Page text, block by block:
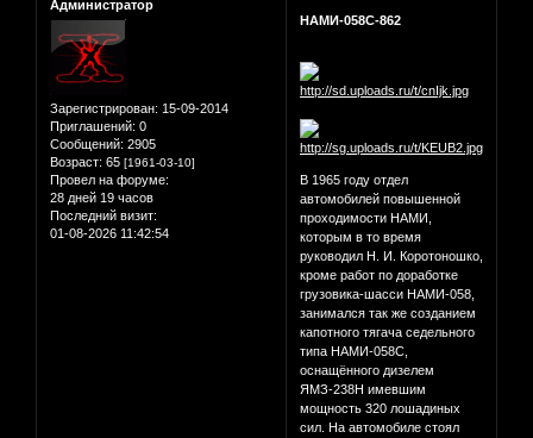
Администратор
Зарегистрирован: 15-09-2014
Приглашений: 0
Сообщений: 2905
Возраст: 65 [1961-03-10]
Провел на форуме:
28 дней 19 часов
Последний визит:
01-08-2026 11:42:54
НАМИ-058С-862
В 1965 году отдел
автомобилей повышенной
проходимости НАМИ,
которым в то время
руководил Н. И. Коротоношко,
кроме работ по доработке
грузовика-шасси НАМИ-058,
занимался так же созданием
капотного тягача седельного
типа НАМИ-058С,
оснащённого дизелем
ЯМЗ-238Н имевшим
мощность 320 лошадиных
сил. На автомобиле стоял